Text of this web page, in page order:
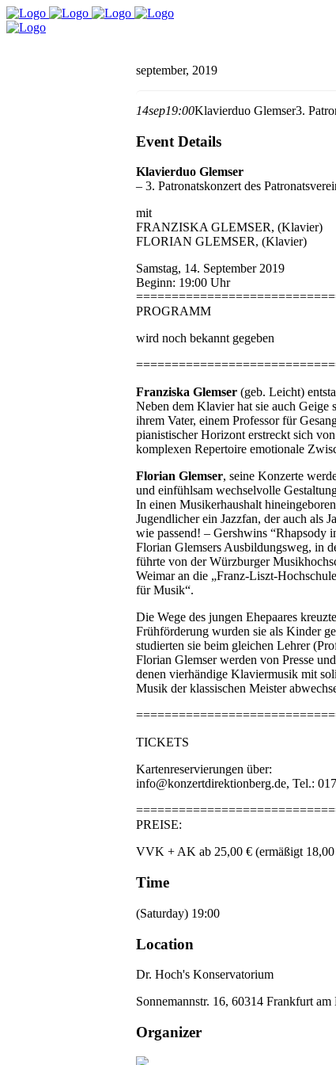
september, 2019
14sep19:00Klavierduo Glemser3.
Event Details
Klavierduo Glemser
– 3. Patronatskonzert des
mit
FRANZISKA GLEMSER, (Klavier)
FLORIAN GLEMSER, (Klavier)
Samstag, 14. September 2019
Beginn: 19:00 Uhr
PROGRAMM
wird noch bekannt gegeben
Franziska Glemser (geb. Leicht)
Neben dem Klavier hat sie auch Geige
ihrem Vater, einem Professor für
pianistischer Horizont erstreckt sich
komplexen Repertoire emotionale
Florian Glemser, seine Konzerte
und einfühlsam wechselvolle
In einen Musikerhaushalt
Jugendlicher ein Jazzfan, der auch als
wie passend! – Gershwins “Rhapsody
Florian Glemsers Ausbildungsweg, in
führte von der Würzburger
Weimar an die „Franz-Liszt-Hochschule
für Musik“.
Die Wege des jungen Ehepaares
Frühförderung wurden sie als Kinder
studierten sie beim gleichen Lehrer
Florian Glemser werden von Presse
denen vierhändige Klaviermusik mit
Musik der klassischen Meister
TICKETS
Kartenreservierungen über:
info@konzertdirektionberg.de, Tel.:
PREISE:
VVK + AK ab 25,00 € (ermäßigt
Time
(Saturday) 19:00
Location
Dr. Hoch's Konservatorium
Sonnemannstr. 16, 60314 Frankfurt am
Organizer